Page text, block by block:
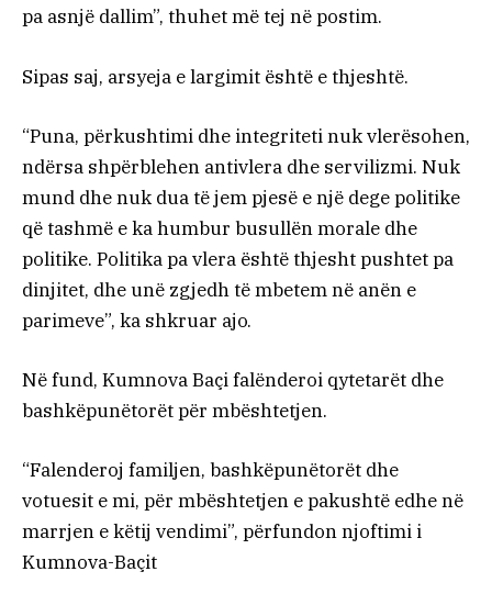
pa asnjë dallim”, thuhet më tej në postim.
Sipas saj, arsyeja e largimit është e thjeshtë.
“Puna, përkushtimi dhe integriteti nuk vlerësohen,
ndërsa shpërblehen antivlera dhe servilizmi. Nuk
mund dhe nuk dua të jem pjesë e një dege politike
që tashmë e ka humbur busullën morale dhe
politike. Politika pa vlera është thjesht pushtet pa
dinjitet, dhe unë zgjedh të mbetem në anën e
parimeve”, ka shkruar ajo.
Në fund, Kumnova Baçi falënderoi qytetarët dhe
bashkëpunëtorët për mbështetjen.
“Falenderoj familjen, bashkëpunëtorët dhe
votuesit e mi, për mbështetjen e pakushtë edhe në
marrjen e këtij vendimi”, përfundon njoftimi i
Kumnova-Baçit